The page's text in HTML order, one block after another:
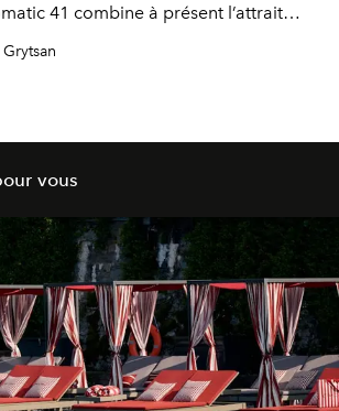
41 combine à présent l’attrait
élégant et moderne. Elle constitue un
vous